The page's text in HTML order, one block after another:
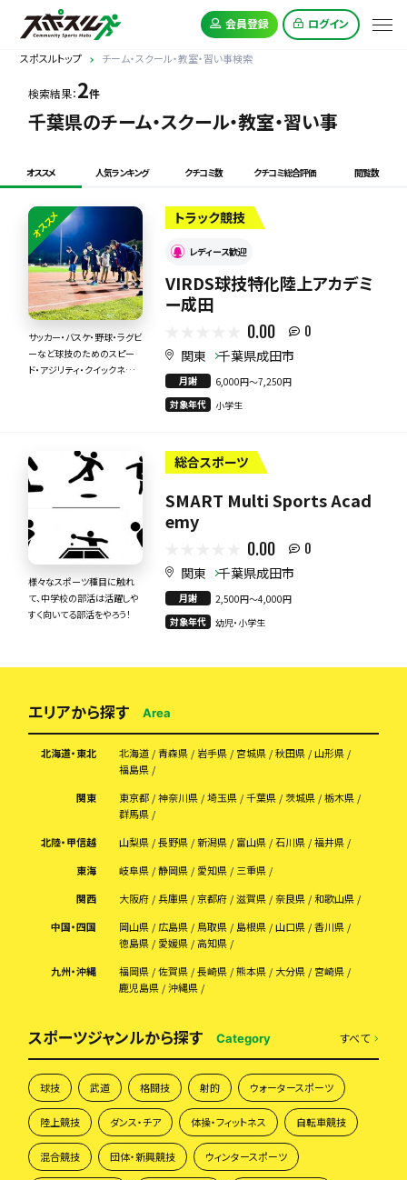
会員登録 ログイン
スポスルトップ チーム・スクール・教室・習い事検索
検索結果：2件
千葉県のチーム・スクール・教室・習い事
オススメ 人気ランキング クチコミ数 クチコミ総合評価 閲覧数
オススメ
サッカー・バスケ・野球・ラグビ
ーなど球技のためのスピー
ド・アジリティ・クイックネス・
トラック競技
レディース歓迎
VIRDS球技特化陸上アカデミ
ー成田
0.00 0
関東 千葉県成田市
月謝
6,000円〜7,250円
対象年代
小学生
様々なスポーツ種目に触れ
て、中学校の部活は活躍しや
すく向いてる部活をやろう！
総合スポーツ
SMART Multi Sports Acad
emy
0.00 0
関東 千葉県成田市
月謝
2,500円〜4,000円
対象年代
幼児・小学生
エリアから探す Area
北海道・東北 北海道 青森県 岩手県 宮城県 秋田県
山形県
福島県
関東
東京都 神奈川県 埼玉県 千葉県 茨城県
栃木県
群馬県
北陸・甲信越
山梨県 長野県 新潟県 富山県 石川県
福井県
東海
岐阜県 静岡県 愛知県
三重県
関西
大阪府 兵庫県 京都府 滋賀県 奈良県
和歌山県
中国・四国
岡山県 広島県 鳥取県 島根県 山口県
香川県
徳島県
愛媛県
高知県
九州・沖縄
福岡県 佐賀県 長崎県 熊本県 大分県
宮崎県
鹿児島県
沖縄県
スポーツジャンルから探す Category すべて
球技 武道 格闘技 射的 ウォータースポーツ
陸上競技 ダンス・チア 体操・フィットネス 自転車競技
混合競技 団体・新興競技 ウィンタースポーツ